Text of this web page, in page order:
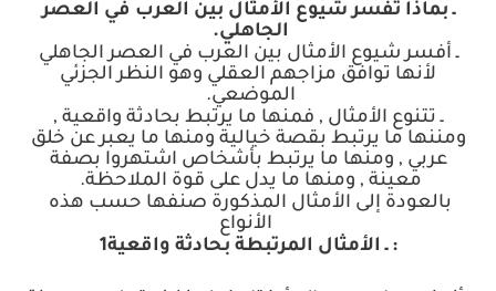
ـ بماذا تفسر شيوع الأمثال بين العرب في العصر
الجاهلي.
ـ أفسر شيوع الأمثال بين العرب في العصر الجاهلي
لأنها توافق مزاجهم العقلي وهو النظر الجزئي
الموضعي.
ـ تتنوع الأمثال , فمنها ما يرتبط بحادثة واقعية ,
ومننها ما يرتبط بقصة خيالية ومنها ما يعبر عن خلق
عربي , ومنها ما يرتبط بأشخاص اشتهروا بصفة
معينة , ومنها ما يدل على قوة الملاحظة.
بالعودة إلى الأمثال المذكورة صنفها حسب هذه
الأنواع
1ـ الأمثال المرتبطة بحادثة واقعية: